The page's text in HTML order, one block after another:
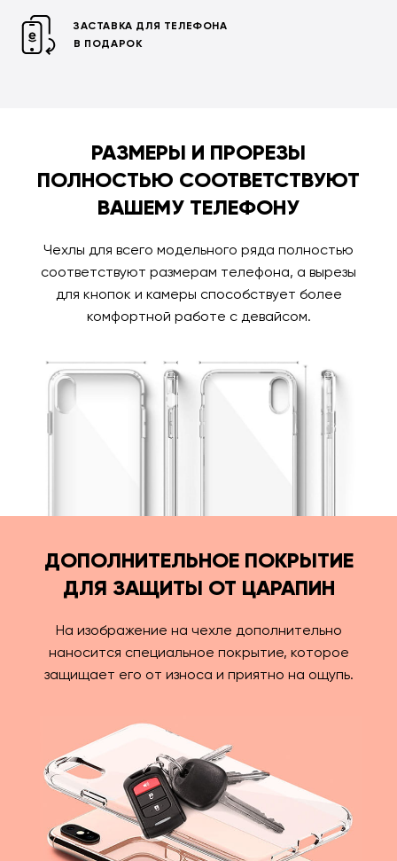
ЗАСТАВКА ДЛЯ ТЕЛЕФОНА
В ПОДАРОК
РАЗМЕРЫ И ПРОРЕЗЫ
ПОЛНОСТЬЮ СООТВЕТСТВУЮТ
ВАШЕМУ ТЕЛЕФОНУ
Чехлы для всего модельного ряда полностью
соответствуют размерам телефона, а вырезы
для кнопок и камеры способствует более
комфортной работе с девайсом.
ДОПОЛНИТЕЛЬНОЕ ПОКРЫТИЕ
ДЛЯ ЗАЩИТЫ ОТ ЦАРАПИН
На изображение на чехле дополнительно
наносится специальное покрытие, которое
защищает его от износа и приятно на ощупь.